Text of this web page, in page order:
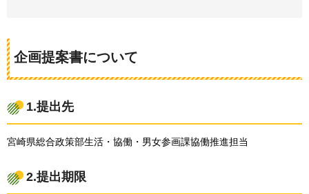
企画提案書について
1.提出先
宮崎県総合政策部生活・協働・男女参画課協働推進担当
2.提出期限